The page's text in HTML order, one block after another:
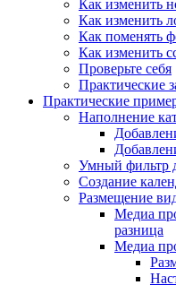
Как изменить
Как изменить
Как поменять
Как изменить
Проверьте себя
Практические
Практические
Наполнение
Умный фильтр
Создание
Размещение
Медиа
разница
Медиа